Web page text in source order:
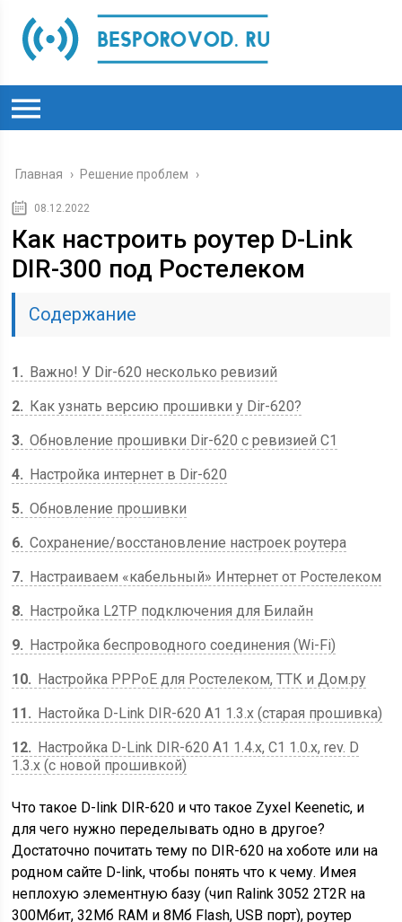
Главная › Решение проблем ›
08.12.2022
Как настроить роутер D-Link
DIR-300 под Ростелеком
Содержание
1
Важно! У Dir-620 несколько ревизий
2
Как узнать версию прошивки у Dir-620?
3 Обновление прошивки Dir-620 с ревизией C1
4
Настройка интернет в Dir-620
5 Обновление прошивки
6 Сохранение/восстановление настроек роутера
7
Настраиваем «кабельный» Интернет от Ростелеком
8
Настройка L2TP подключения для Билайн
9
Настройка беспроводного соединения (Wi-Fi)
10
Настройка PPPoE для Ростелеком, ТТК и Дом.ру
11
Настойка D-Link DIR-620 A1 1.3.x (старая прошивка)
12
Настройка D-Link DIR-620 A1 1.4.x, С1 1.0.x, rev. D
1.3.x (с новой прошивкой)
Что такое D-link DIR-620 и что такое Zyxel Keenetic, и
для чего нужно переделывать одно в другое?
Достаточно почитать тему по DIR-620 на хоботе или на
родном сайте D-link, чтобы понять что к чему. Имея
неплохую элементную базу (чип Ralink 3052 2T2R на
300Мбит, 32Мб RAM и 8Мб Flash, USB порт), роутер